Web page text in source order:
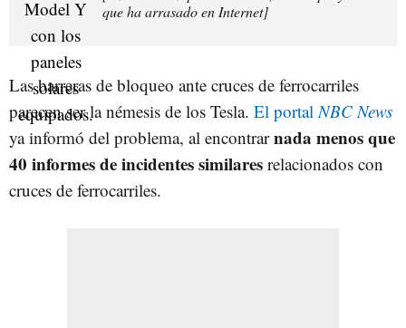
que ha arrasado en Internet]
Las barreras de bloqueo ante cruces de ferrocarriles
parecen ser la némesis de los Tesla. El portal NBC News
ya informó del problema, al encontrarnada menos que
40 informes de incidentes similares relacionados con
cruces de ferrocarriles.